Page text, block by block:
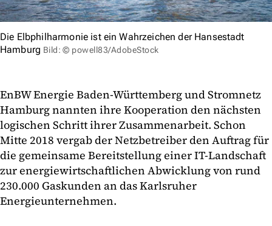
Die Elbphilharmonie ist ein Wahrzeichen der Hansestadt
Hamburg Bild: © powell83/AdobeStock
EnBW Energie Baden-Württemberg und Stromnetz
Hamburg nannten ihre Kooperation den nächsten
logischen Schritt ihrer Zusammenarbeit. Schon
Mitte 2018 vergab der Netzbetreiber den Auftrag für
die gemeinsame Bereitstellung einer IT-Landschaft
zur energiewirtschaftlichen Abwicklung von rund
230.000 Gaskunden an das Karlsruher
Energieunternehmen.